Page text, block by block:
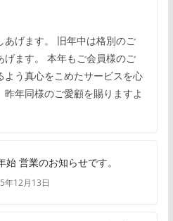
げます。 旧年中は格別のご
ます。 本年もご会員様のご
う真心をこめたサービスを心
年同様のご愛顧を賜りますよ
始 営業のお知らせです。
年12月13日